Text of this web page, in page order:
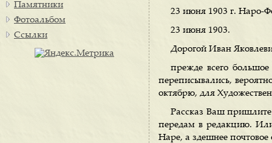
23 июня 1903 г. Наро-
23 июня 1903.
Дорогой Иван
прежде всего
переписывались,
октябрю, для
Рассказ Ваш
передам в редакцию.
Наре, а здешнее
Памятники
Фотоальбом
Ссылки